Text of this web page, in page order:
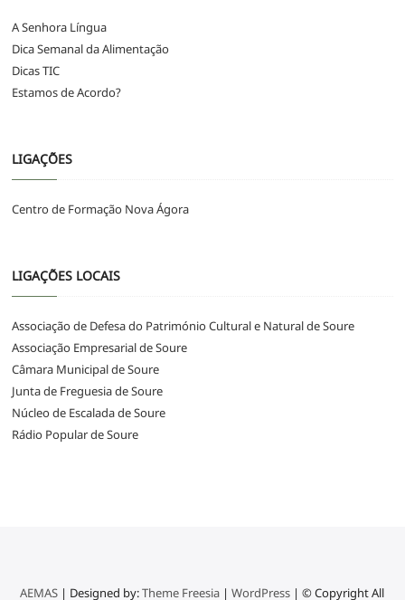
A Senhora Língua
Dica Semanal da Alimentação
Dicas TIC
Estamos de Acordo?
LIGAÇÕES
Centro de Formação Nova Ágora
LIGAÇÕES LOCAIS
Associação de Defesa do Património Cultural e Natural de Soure
Associação Empresarial de Soure
Câmara Municipal de Soure
Junta de Freguesia de Soure
Núcleo de Escalada de Soure
Rádio Popular de Soure
AEMAS | Designed by:Theme Freesia |WordPress | © Copyright All